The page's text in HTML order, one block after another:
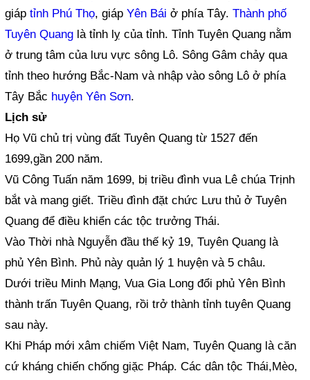
giáptỉnh Phú Thọ, giápYên Bái ở phía Tây.Thành phố
Tuyên Quang là tỉnh lỵ của tỉnh. Tỉnh Tuyên Quang nằm
ở trung tâm của lưu vực sông Lô. Sông Gâm chảy qua
tỉnh theo hướng Bắc-Nam và nhập vào sông Lô ở phía
Tây Bắc huyện Yên Sơn.
Lịch sử
Họ Vũ chủ trị vùng đất Tuyên Quang từ 1527 đến
1699,gần 200 năm.
Vũ Công Tuấn năm 1699, bị triều đình vua Lê chúa Trịnh
bắt và mang giết. Triều đình đặt chức Lưu thủ ở Tuyên
Quang để điều khiển các tộc trưởng Thái.
Vào Thời nhà Nguyễn đầu thế kỷ 19, Tuyên Quang là
phủ Yên Bình. Phủ này quản lý 1 huyện và 5 châu.
Dưới triều Minh Mạng, Vua Gia Long đổi phủ Yên Bình
thành trấn Tuyên Quang, rồi trở thành tỉnh tuyên Quang
sau này.
Khi Pháp mới xâm chiếm Việt Nam, Tuyên Quang là căn
cứ kháng chiến chống giặc Pháp. Các dân tộc Thái,Mèo,